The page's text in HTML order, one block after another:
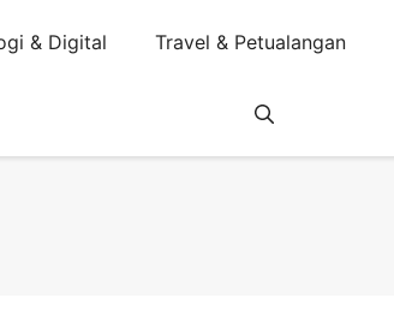
& Digital Travel & Petualangan